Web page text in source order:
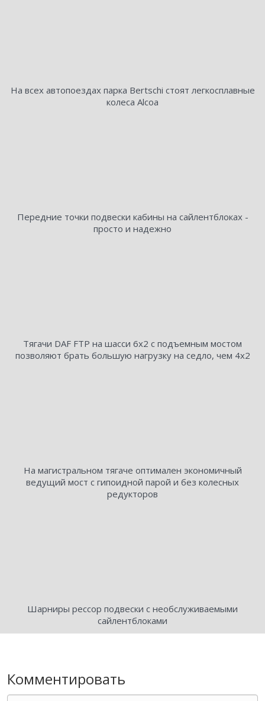
На всех автопоездах парка Bertschi стоят легкосплавные
колеса Alcoa
Передние точки подвески кабины на сайлентблоках -
просто и надежно
Тягачи DAF FTP на шасси 6х2 с подъемным мостом
позволяют брать большую нагрузку на седло, чем 4х2
На магистральном тягаче оптимален экономичный
ведущий мост с гипоидной парой и без колесных
редукторов
Шарниры рессор подвески с необслуживаемыми
сайлентблоками
Комментировать